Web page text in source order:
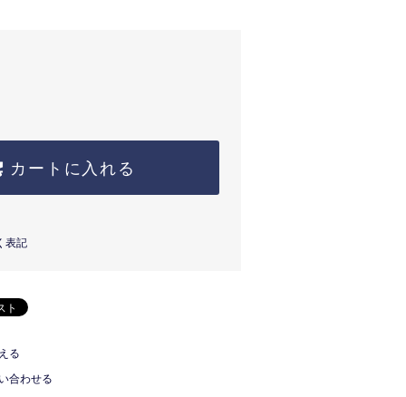
カートに入れる
表記
る
合わせる